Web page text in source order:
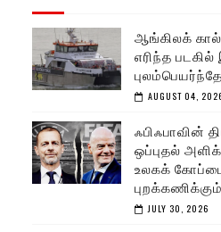
ஆங்கிலக்
எரிந்த படகில்
AUGUST 04,
ஃபிஃபாவின்
ஒப்புதல்
உலகக்
புறக்கணிக்கும்
JULY 30, 2026